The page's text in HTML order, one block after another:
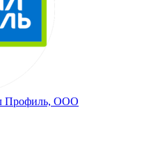
Профиль, OOO